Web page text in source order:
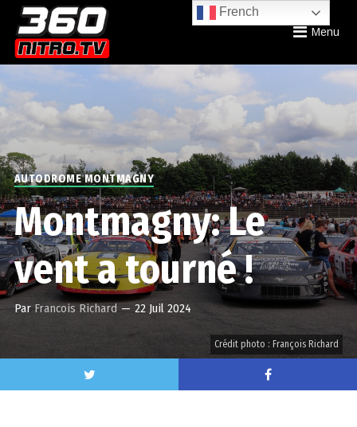
Menu
AUTODROME MONTMAGNY
Montmagny: Le
vent a tourné !
Par Francois Richard — 22 Juil 2024
Crédit photo : François Richard
French